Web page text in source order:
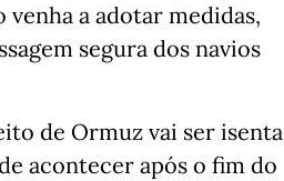
a adotar medidas,
segura dos navios
de Ormuz vai ser isenta
acontecer após o fim do